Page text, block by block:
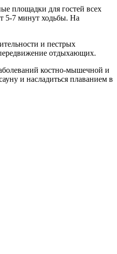
площадки для гостей всех
5-7 минут ходьбы. На
и пестрых
отдыхающих.
костно-мышечной и
и насладиться плаванием в